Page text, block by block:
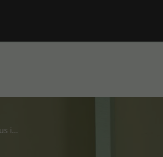
Des contenus pensés pour vous informer, vous inspirer, vous guider